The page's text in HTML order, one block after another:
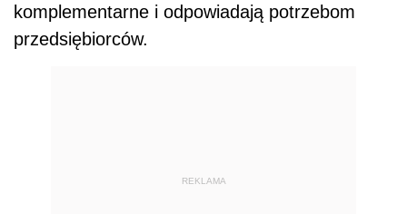
komplementarne i odpowiadają potrzebom
przedsiębiorców.
REKLAMA